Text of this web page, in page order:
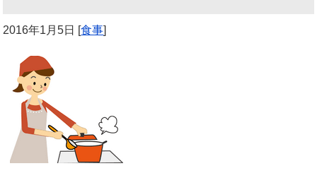
2016年1月5日 [食事]